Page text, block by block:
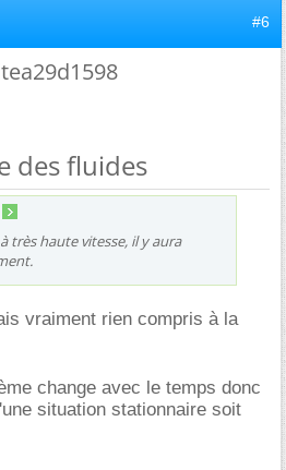
#6
des fluides
très haute vitesse, il y aura
vraiment rien compris à la
change avec le temps donc
situation stationnaire soit